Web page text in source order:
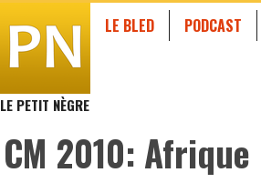
LE PETIT NÈGRE
LE BLED PODCAST
CM 2010: